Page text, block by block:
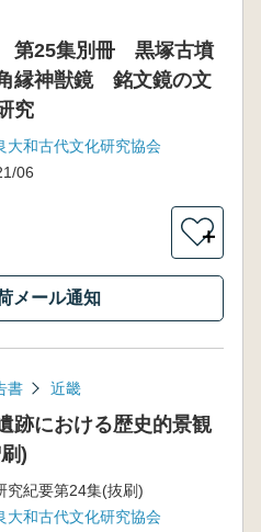
第25集別冊 黒塚古墳
縁神獣鏡 銘文鏡の文
究
大和古代文化研究協会
06
＋
メール通知
書 近畿
跡における歴史的景観
)
究紀要第24集(抜刷)
大和古代文化研究協会